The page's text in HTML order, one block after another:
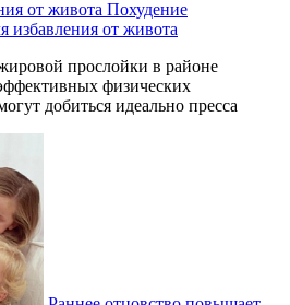
от живота Похудение
избавления от живота
прослойки в районе
физических
добиться идеально пресса